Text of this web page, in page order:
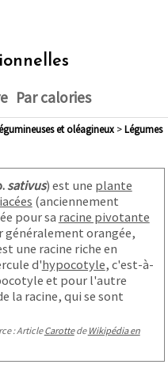
Par calories
et oléagineux> légumes
sativus) est une plante
(anciennement
pour sa racine pivotante
généralement orangée,
une racine riche en
d'hypocotyle, c'est-à-
et pour l'autre
la racine, qui se sont
: ArticleCarottede Wikipédia en